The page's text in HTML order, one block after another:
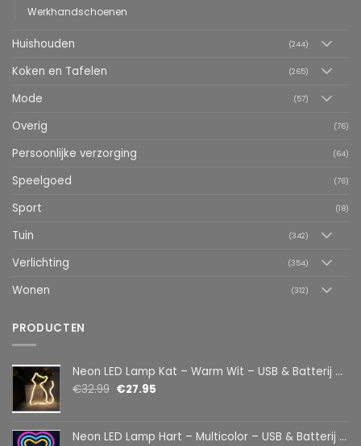
Werkhandschoenen
Huishouden (244)
Koken en Tafelen (265)
Mode (57)
Overig (76)
Persoonlijke verzorging (64)
Speelgoed (76)
Sport (18)
Tuin (342)
Verlichting (354)
Wonen (312)
PRODUCTEN
Neon LED Lamp Kat – Warm Wit – USB & Batterij – Decoratieve Tafellamp voor Kinderkamer – 28,5 x 24,5 cm
€32.99 €27.95
Neon LED Lamp Hart – Multicolor – USB & Batterij – Hartvormige Sfeerlamp – Kinderkamer & Slaapkamer – 25,2 x 23 cm